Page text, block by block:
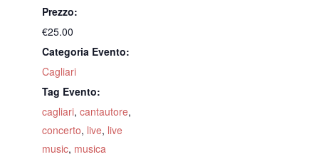
Prezzo:
€25.00
Categoria Evento:
Cagliari
Tag Evento:
cagliari, cantautore,
concerto, live, live
music, musica